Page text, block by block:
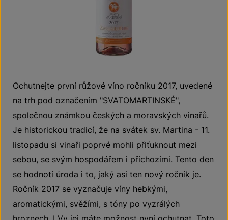
Ochutnejte první růžové víno ročníku 2017, uvedené
na trh pod označením "SVATOMARTINSKÉ",
společnou známkou českých a moravských vinařů.
Je historickou tradicí, že na svátek sv. Martina - 11.
listopadu si vinaři poprvé mohli přiťuknout mezi
sebou, se svým hospodářem i příchozími. Tento den
se hodnotí úroda i to, jaký asi ten nový ročník je.
Ročník 2017 se vyznačuje víny hebkými,
aromatickými, svěžími, s tóny po vyzrálých